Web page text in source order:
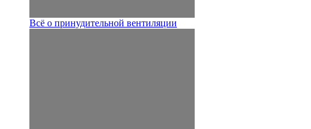
Всё о принудительной вентиляции